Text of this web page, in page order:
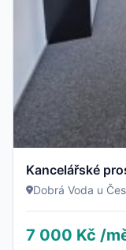
Kancelářské
Dobrá Voda u
7 000 Kč /